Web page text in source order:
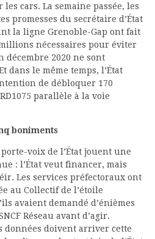
cars. La semaine passée, les
promesses du secrétaire d’État
la ligne Grenoble-Gap ont fait
nécessaires pour éviter
décembre 2020 ne sont
dans le même temps, l’État
de débloquer 170
parallèle à la voie
boniments
voix de l’État jouent une
: l’État veut financer, mais
Les services préfectoraux ont
au Collectif de l’étoile
avaient demandé d’énièmes
Réseau avant d’agir.
données doivent arriver cette